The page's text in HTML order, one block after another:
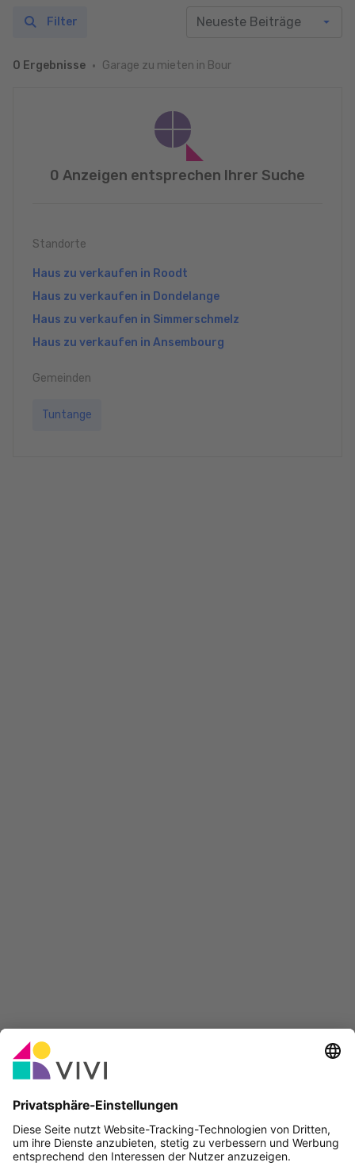
0 Ergebnisse Garage zu mieten in Bour
Filter
0 Anzeigen entsprechen Ihrer Suche
Standorte
Haus zu verkaufen in Roodt
Haus zu verkaufen in Dondelange
Haus zu verkaufen in Simmerschmelz
Haus zu verkaufen in Ansembourg
Gemeinden
Tuntange